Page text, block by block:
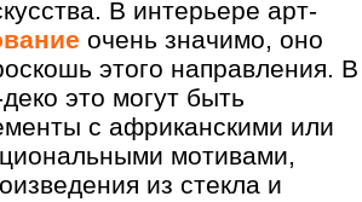
В интерьере арт-
очень значимо, оно
этого направления. В
это могут быть
с африканскими или
мотивами,
из стекла и